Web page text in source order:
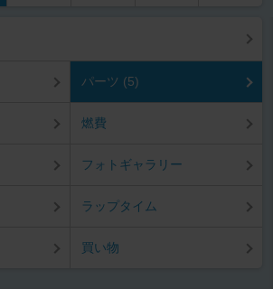
パーツ (5)
燃費
フォトギャラリー
ラップタイム
買い物